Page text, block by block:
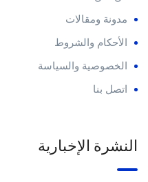
مدونة ومقالات
الأحكام والشروط
الخصوصية والسياسة
اتصل بنا
النشرة الإخبارية